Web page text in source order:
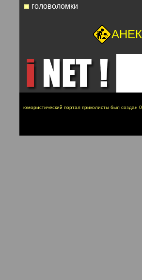
головоломки
юмористический портал приколисты был